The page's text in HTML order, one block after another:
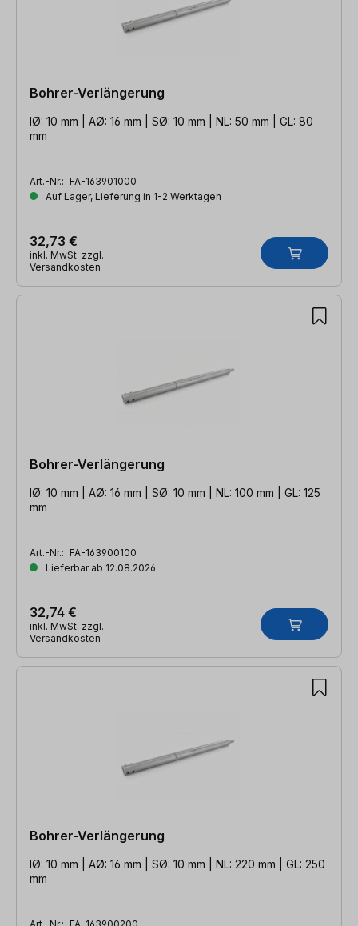
Bohrer-Verlängerung
IØ: 10 mm | AØ: 16 mm | SØ: 10 mm | NL: 50 mm | GL: 80
mm
Art.-Nr.: FA-163901000
Auf Lager, Lieferung in 1-2 Werktagen
32,73 €
inkl. MwSt. zzgl.
Versandkosten
Bohrer-Verlängerung
IØ: 10 mm | AØ: 16 mm | SØ: 10 mm | NL: 100 mm | GL: 125
mm
Art.-Nr.: FA-163900100
Lieferbar ab 12.08.2026
32,74 €
inkl. MwSt. zzgl.
Versandkosten
Bohrer-Verlängerung
IØ: 10 mm | AØ: 16 mm | SØ: 10 mm | NL: 220 mm | GL: 250
mm